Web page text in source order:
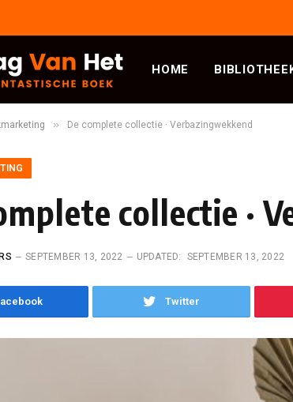
HOME
» De complete collectie · Verbazingwekkend
collectie ·
SEPTEMBER 13, 2022 UPDATED: SEPTEMBER 13, 2022
Twitter